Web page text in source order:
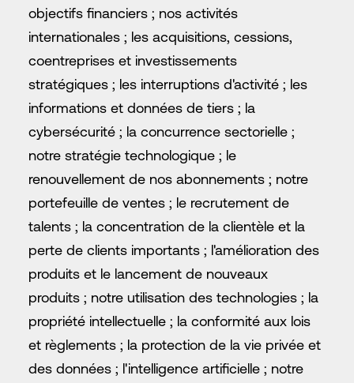
objectifs financiers ; nos activités
internationales ; les acquisitions, cessions,
coentreprises et investissements
stratégiques ; les interruptions d'activité ; les
informations et données de tiers ; la
cybersécurité ; la concurrence sectorielle ;
notre stratégie technologique ; le
renouvellement de nos abonnements ; notre
portefeuille de ventes ; le recrutement de
talents ; la concentration de la clientèle et la
perte de clients importants ; l'amélioration des
produits et le lancement de nouveaux
produits ; notre utilisation des technologies ; la
propriété intellectuelle ; la conformité aux lois
et règlements ; la protection de la vie privée et
des données ; l'intelligence artificielle ; notre